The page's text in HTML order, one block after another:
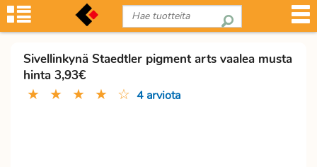
Sivellinkynä Staedtler pigment arts vaalea musta
hinta 3,93€
★ ★ ★ ★ ☆ 4 arviota